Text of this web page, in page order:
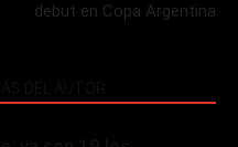
debut en Copa Argentina